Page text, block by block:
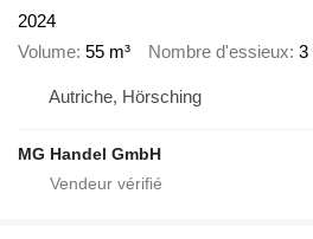
2024
Volume 55 m³ Nombre d'essieux 3
Autriche, Hörsching
MG Handel GmbH